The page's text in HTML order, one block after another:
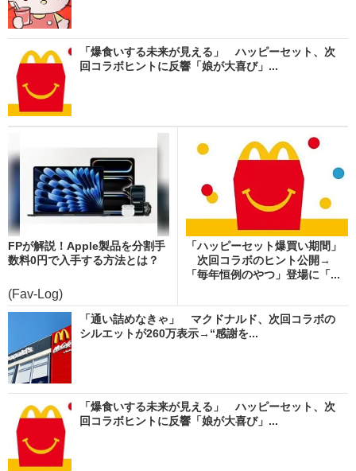
「爆食いする未来が見える」 ハッピーセット、次
回コラボヒントに反響「娘が大喜び」...
FPが解説！Apple製品を分割手
数料0円で入手する方法とは？
(Fav-Log)
「ハッピーセット爆買い期間」
次回コラボのヒント公開→
「毎年恒例のやつ」登場に「...
「通い詰めなきゃ」 マクドナルド、次回コラボの
シルエットが260万表示→“感謝を...
「爆食いする未来が見える」 ハッピーセット、次
回コラボヒントに反響「娘が大喜び」...